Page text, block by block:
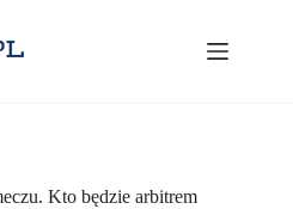
Kto będzie arbitrem